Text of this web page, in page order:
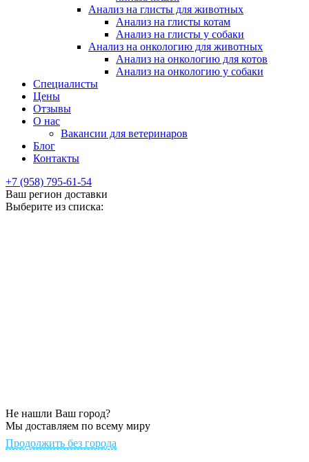
Анализ на глисты для животных
Анализ на глисты котам
Анализ на глисты у собаки
Анализ на онкологию для животных
Анализ на онкологию для котов
Анализ на онкологию у собаки
Специалисты
Цены
Отзывы
О нас
Вакансии для ветеринаров
Блог
Контакты
+7 (958) 795-61-54
Ваш регион доставки
Выберите из списка:
Не нашли Ваш город?
Мы доставляем по всему миру
Продолжить без города